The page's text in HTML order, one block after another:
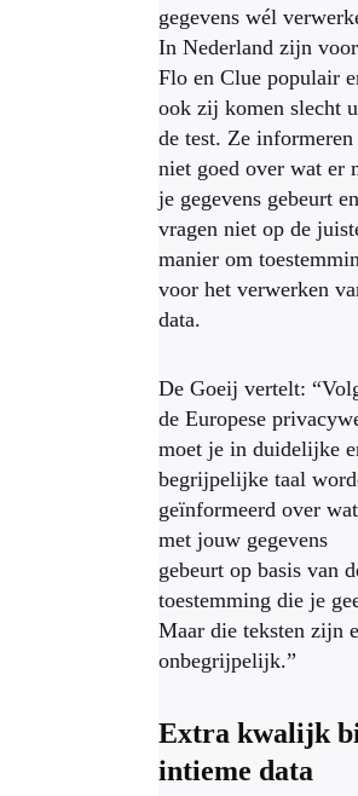
gegevens wél
In Nederland zijn
Flo en Clue populair
ook zij komen slecht
de test. Ze informeren
niet goed over wat er
je gegevens gebeurt en
vragen niet op de
manier om
voor het verwerken
data.
De Goeij vertelt:
de Europese
moet je in duidelijke
begrijpelijke taal
geïnformeerd over
met jouw gegevens
gebeurt op basis van
toestemming die je
Maar die teksten zijn
onbegrijpelijk.”
Extra kwalijk
intieme data